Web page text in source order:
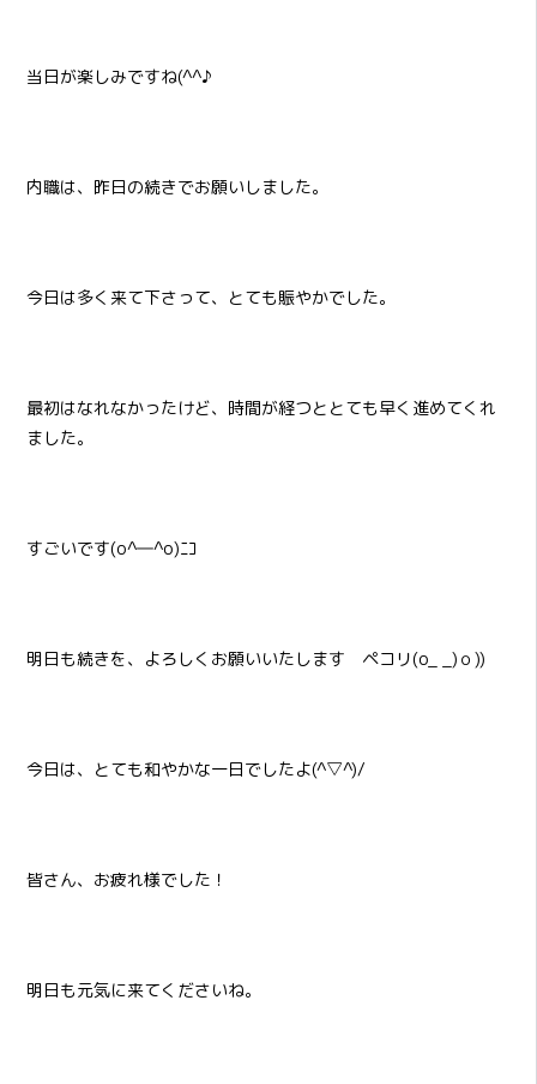
当日が楽しみですね(^^♪
内職は、昨日の続きでお願いしました。
今日は多く来て下さって、とても賑やかでした。
最初はなれなかったけど、時間が経つととても早く進めてくれ
ました。
すごいです(o^―^o)ﾆｺ
明日も続きを、よろしくお願いいたします ペコリ(o_ _)ｏ))
今日は、とても和やかな一日でしたよ(^▽^)/
皆さん、お疲れ様でした！
明日も元気に来てくださいね。